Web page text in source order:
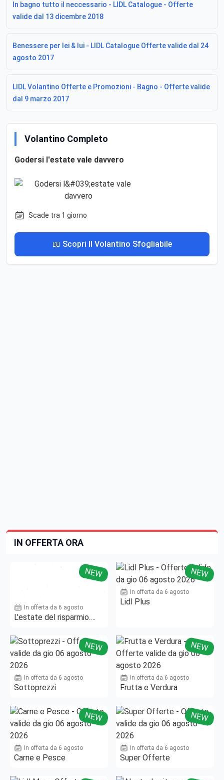
In bagno tutto il neccessario - LIDL Catalogue - Offerte
valide dal 13 dicembre 2018
Benessere per lei & lui - LIDL Catalogue Offerte valide dal 24
agosto 2017
LIDL Volantino Offerte e Promozioni - Bagno - Offerte valide
dal 9 marzo 2017
Volantino Completo
Godersi l'estate vale davvero
Scade tra 1 giorno
📖 Scopri Il Volantino Sfogliabile
IN OFFERTA ORA
NEW
In offerta da 6 agosto
L'estate del risparmio.
NEW
In offerta da 6 agosto
Lidl Plus
NEW
In offerta da 6 agosto
Sottoprezzi
NEW
In offerta da 6 agosto
Frutta e Verdura
NEW
In offerta da 6 agosto
Carne e Pesce
NEW
In offerta da 6 agosto
Super Offerte